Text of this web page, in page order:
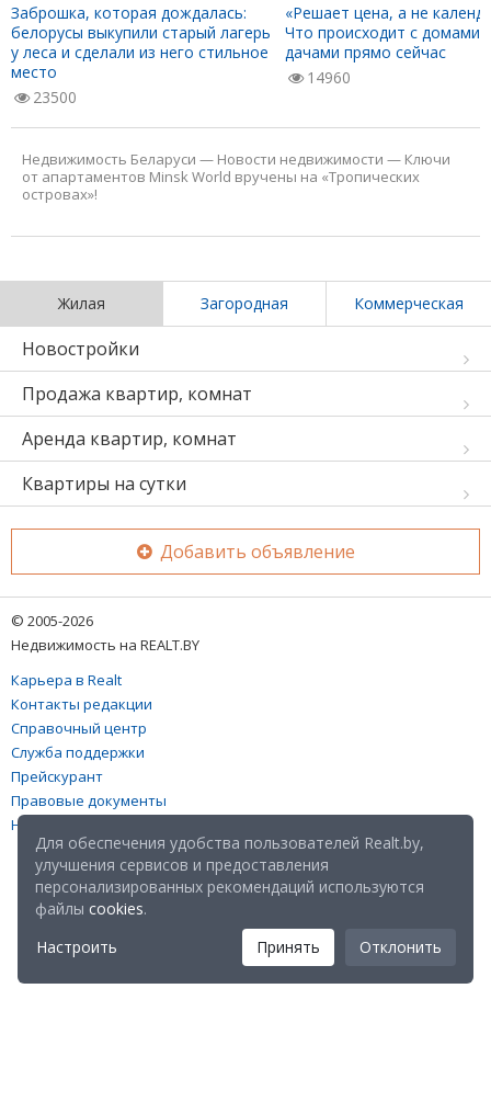
Заброшка, которая дождалась:
белорусы выкупили старый лагерь
у леса и сделали из него стильное
место
23500
«Решает цена, а не
Что происходит с домами
дачами прямо сейчас
14960
Недвижимость Беларуси — Новости недвижимости — Ключи
от апартаментов Minsk World вручены на «Тропических
островах»!
Жилая Загородная Коммерческая
Новостройки
Продажа квартир, комнат
Аренда квартир, комнат
Квартиры на сутки
Добавить объявление
© 2005-2026
Недвижимость на REALT.BY
Карьера в Realt
Контакты редакции
Справочный центр
Служба поддержки
Прейскурант
Правовые документы
Настройка файлов cookies
Для обеспечения удобства пользователей Realt.by,
улучшения сервисов и предоставления
персонализированных рекомендаций используются
файлы cookies.
Настроить
Принять Отклонить